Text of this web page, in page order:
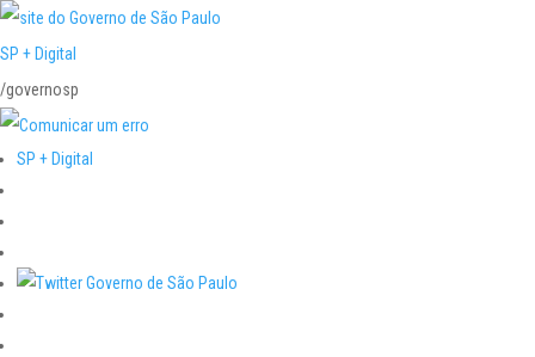
SP + Digital
/governosp
SP + Digital